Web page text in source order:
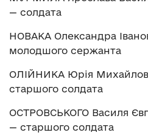
— солдата
НОВАКА Олександра
молодшого сержанта
ОЛІЙНИКА Юрія
старшого солдата
ОСТРОВСЬКОГО Василя
— старшого солдата